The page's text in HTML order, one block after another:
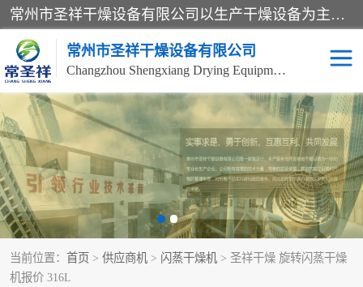
常州市圣祥干燥设备有限公司以生产干燥设备为主导产品，提供：干燥设备、干燥机、混合机、气流干燥机、烘箱、热风循环烘箱、沸腾干燥机、烘干机、喷雾干燥机等产品的生产、制造与销售服务。
常州市圣祥干燥设备有限公司
Changzhou Shengxiang Drying Equipment Co. , Ltd.
当前位置： 首页 > 供应商机 > 闪蒸干燥机 > 圣祥干燥 旋转闪蒸干燥
机报价 316L
单锥真空干燥机 双锥真空干燥机
气流干燥机 滚筒刮板干燥机
干燥机 闪蒸干燥机
桨叶干燥机 高速混合机